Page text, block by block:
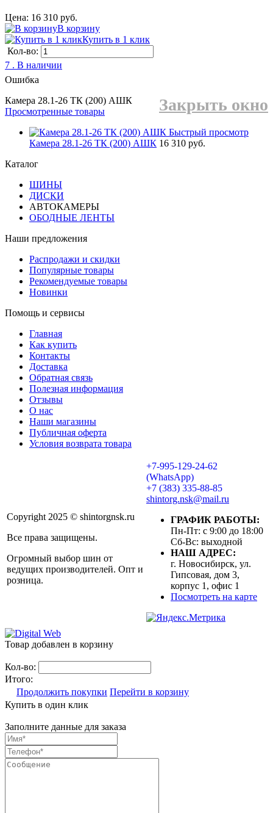
Цена: 16 310 руб.
В корзину
Купить в 1 клик
Кол-во:
7 . В наличии
Ошибка
Закрыть окно
Камера 28.1-26 ТК (200) АШК
Просмотренные товары
Быстрый просмотр
Камера 28.1-26 ТК (200) АШК 16 310 руб.
Каталог
ШИНЫ
ДИСКИ
АВТОКАМЕРЫ
ОБОДНЫЕ ЛЕНТЫ
Наши предложения
Распродажи и скидки
Популярные товары
Рекомендуемые товары
Новинки
Помощь и сервисы
Главная
Как купить
Контакты
Доставка
Обратная связь
Полезная информация
Отзывы
О нас
Наши магазины
Публичная оферта
Условия возврата товара
Copyright 2025 © shintorgnsk.ru
Все права защищены.
Огромный выбор шин от
ведущих производителей. Опт и
розница.
+7-995-129-24-62
(WhatsApp)
+7 (383) 335-88-85
shintorg.nsk@mail.ru
ГРАФИК РАБОТЫ:
Пн-Пт: с 9:00 до 18:00
Сб-Вс: выходной
НАШ АДРЕС:
г. Новосибирск, ул.
Гипсовая, дом 3,
корпус 1, офис 1
Посмотреть на карте
Товар добавлен в корзину
Кол-во:
Итого:
Продолжить покупки Перейти в корзину
Купить в один клик
Заполните данные для заказа